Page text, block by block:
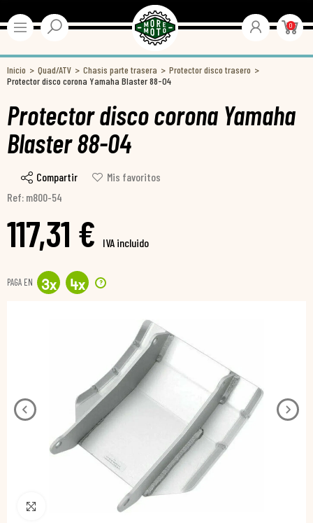
0
Inicio Quad/ATV Chasis parte trasera
Protector disco trasero
Protector disco corona Yamaha Blaster 88-04
Protector disco corona Yamaha
Blaster 88-04
Compartir
Mis favoritos
Ref: m800-54
117,31 € IVA incluido
PAGA EN 3x 4x ?
Pincha para agrandar